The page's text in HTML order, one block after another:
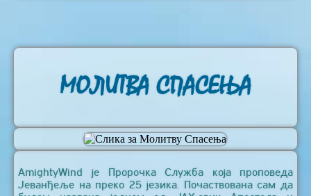
МОЛИТВА СПАСЕЊА
AmightyWind је Пророчка Служба која проповеда
Јеванђеље на преко 25 језика. Почаствована сам да